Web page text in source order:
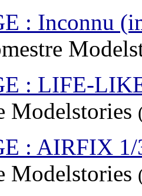
: Inconnu
: LIFE-
Modelstories
: AIRFIX 1/
Modelstories